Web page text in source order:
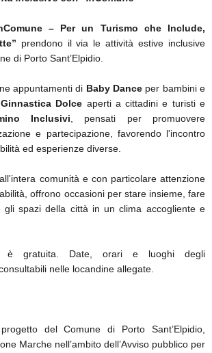
– Per un Turismo che Include,
prendono il via le attività estive inclusive
di Porto Sant’Elpidio.
appuntamenti di Baby Dance per bambini e
Ginnastica Dolce aperti a cittadini e turisti e
Inclusivi , pensati per promuovere
e partecipazione, favorendo l'incontro
ed esperienze diverse.
comunità e con particolare attenzione
offrono occasioni per stare insieme, fare
gli spazi della città in un clima accogliente e
è gratuita. Date, orari e luoghi degli
nelle locandine allegate.
del Comune di Porto Sant’Elpidio,
Marche nell’ambito dell’Avviso pubblico per